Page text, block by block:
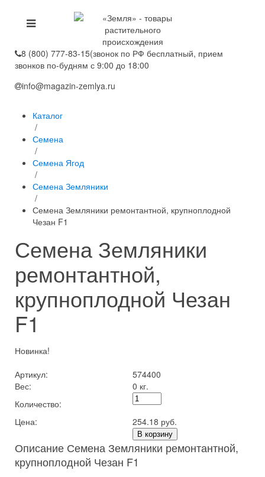
8 (800) 777-83-15(звонок по РФ бесплатный, прием
звонков по-будням с 9:00 до 18:00
info@magazin-zemlya.ru
Каталог
/
Семена
/
Семена Ягод
/
Семена Земляники
/
Семена Земляники ремонтантной, крупноплодной
Чезан F1
Семена Земляники
ремонтантной,
крупноплодной Чезан
F1
Новинка!
Артикул:
574400
Вес:
0 кг.
Количество:
Цена:
254.18 руб.
В корзину
Описание Семена Земляники ремонтантной,
крупноплодной Чезан F1